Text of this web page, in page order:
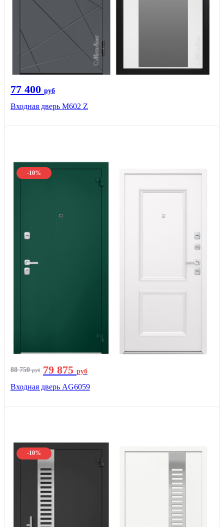
77 400 руб
Входная дверь М602 Z
-10%
88 750руб 79 875 руб
Входная дверь AG6059
-10%